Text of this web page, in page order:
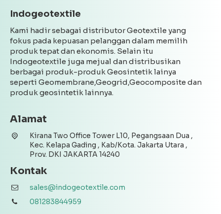
Indogeotextile
Kami hadir sebagai distributor Geotextile yang
fokus pada kepuasan pelanggan dalam memilih
produk tepat dan ekonomis. Selain itu
Indogeotextile juga mejual dan distribusikan
berbagai produk-produk Geosintetik lainya
seperti Geomembrane,Geogrid,Geocomposite dan
produk geosintetik lainnya.
Alamat
Kirana Two Office Tower L10, Pegangsaan Dua ,
Kec. Kelapa Gading , Kab/Kota. Jakarta Utara ,
Prov. DKI JAKARTA 14240
Kontak
sales@indogeotextile.com
081283844959